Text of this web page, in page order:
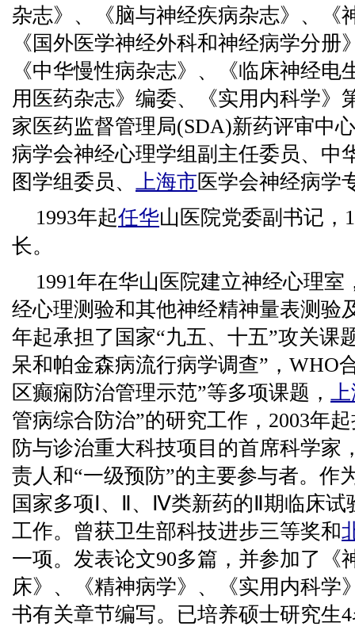
杂志》、《脑与神经疾病杂志》、《
《国外医学神经外科和神经病学分
《中华慢性病杂志》、《临床神经
用医药杂志》编委、《实用内科学》
家医药监督管理局(SDA)新药评审中
病学会神经心理学组副主任委员、中
图学组委员、 上海市 医学会神经病学
1993年起任华山医院党委副书记，
长。
1991年在华山医院建立神经心理
经心理测验和其他神经精神量表测验
年起承担了国家“九五、十五”攻关课
呆和帕金森病流行病学调查”，
区癫痫防治管理示范”等多项课题，
管病综合防治”的研究工作，2003年
防与诊治重大科技项目的首席科学家
责人和“一级预防”的主要参与者。作
国家多项Ⅰ、Ⅱ、Ⅳ类新药的Ⅱ期临床
工作。曾获卫生部科技进步三等奖和
一项。发表论文90多篇，并参加了《
床》、《精神病学》、《实用内科学
书有关章节编写。已培养硕士研究生